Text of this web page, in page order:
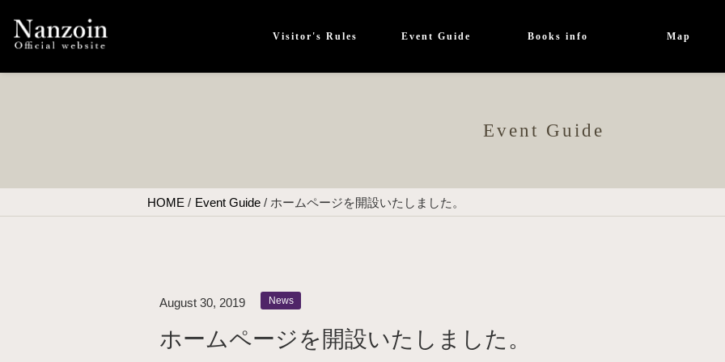
Visitor's Rules Event Guide Books info Map
Event Guide
HOME / Event Guide/ ホームページを開設いたしました。
August 30, 2019 News
ホームページを開設いたしました。